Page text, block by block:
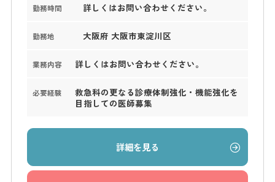
勤務時間 詳しくはお問い合わせください。
勤務地 大阪府 大阪市東淀川区
業務内容 詳しくはお問い合わせください。
必要経験
救急科の更なる診療体制強化・機能強化を
目指しての医師募集
詳細を見る